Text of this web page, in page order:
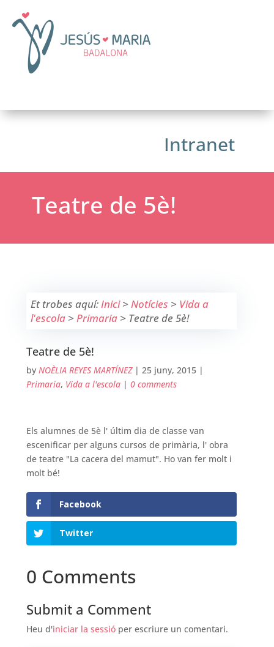
Intranet
Teatre de 5è!
Et trobes aquí:Inici> Notícies > Vida a
l'escola> Primaria> Teatre de 5è!
Teatre de 5è!
by NOÈLIA REYES MARTÍNEZ| 25 juny, 2015 |
Primaria, Vida a l'escola | 0 comments
Els alumnes de 5è l' últim dia de classe van
escenificar per alguns cursos de primària, l' obra
de teatre "La cacera del mamut". Ho van fer molt i
molt bé!
Facebook
Twitter
0 Comments
Submit a Comment
Heu d'iniciar la sessió per escriure un comentari.